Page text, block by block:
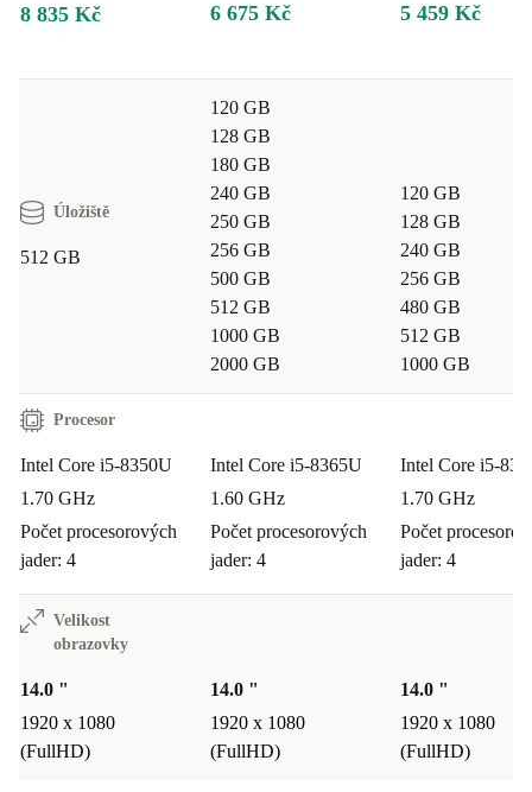
8 835 Kč 6 675 Kč 5 459 Kč
Úložiště
512 GB
120 GB
128 GB
180 GB
240 GB
250 GB
256 GB
500 GB
512 GB
1000 GB
2000 GB
120 GB
128 GB
240 GB
256 GB
480 GB
512 GB
1000 GB
Procesor
Intel Core i5-8350U
1.70 GHz
Počet procesorových
jader: 4
Intel Core i5-8365U
1.60 GHz
Počet procesorových
jader: 4
Intel Core i5-
1.70 GHz
Počet
jader: 4
Velikost
obrazovky
14.0 "
1920 x 1080
(FullHD)
14.0 "
1920 x 1080
(FullHD)
14.0 "
1920 x 1080
(FullHD)